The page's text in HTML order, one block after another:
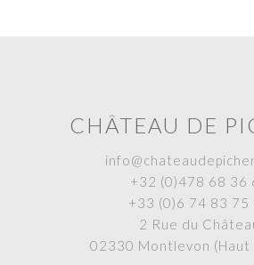
CHÂTEAU DE
+32 (0)478 68 36
+33 (0)6 74 83 75
2 Rue du
02330 Montlevon (Haut